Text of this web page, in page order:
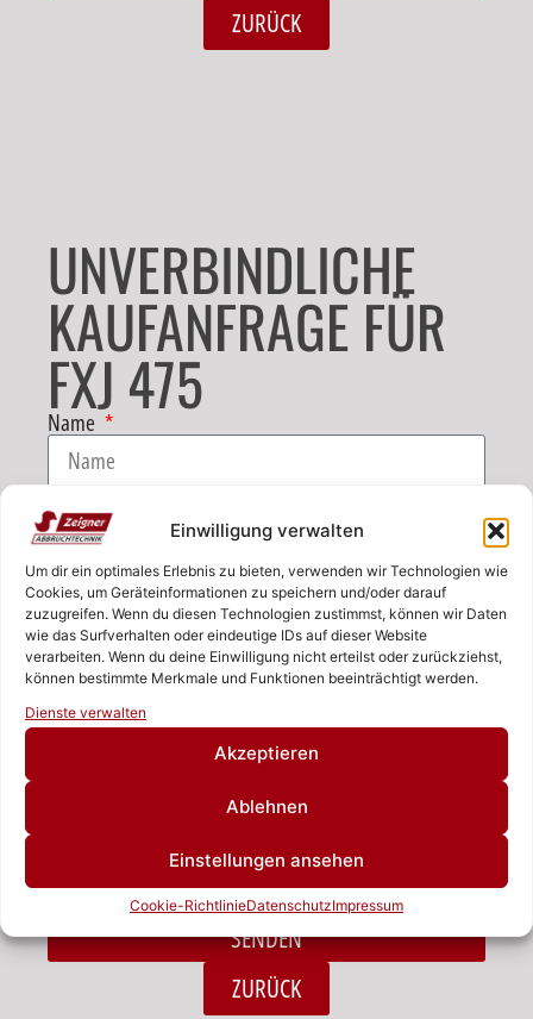
Einwilligung verwalten
Um dir ein optimales Erlebnis zu bieten, verwenden wir Technologien wie
Cookies, um Geräteinformationen zu speichern und/oder darauf
zuzugreifen. Wenn du diesen Technologien zustimmst, können wir Daten
wie das Surfverhalten oder eindeutige IDs auf dieser Website
verarbeiten. Wenn du deine Einwilligung nicht erteilst oder zurückziehst,
können bestimmte Merkmale und Funktionen beeinträchtigt werden.
Dienste verwalten
Akzeptieren
Ablehnen
Einstellungen ansehen
Cookie-RichtlinieDatenschutzImpressum
ZURÜCK
UNVERBINDLICHE
KAUFANFRAGE FÜR
FXJ 475
Name
E-Mail
Telefon
Nachricht
Ich habe die Datenschutzerklärung zur Kenntnis
genommen.*
SENDEN
ZURÜCK
Rufen Sie uns an!